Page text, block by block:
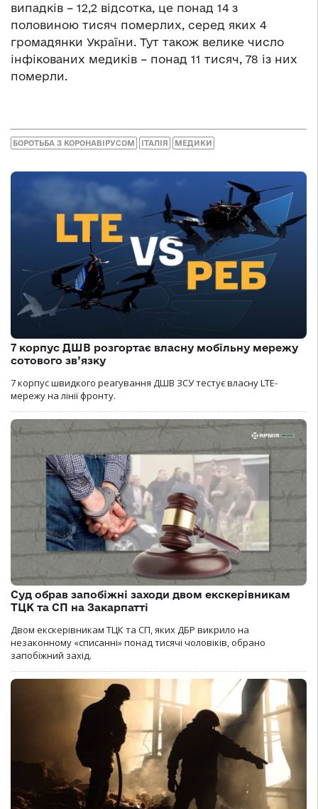
випадків – 12,2 відсотка, це понад 14 з
половиною тисяч померлих, серед яких 4
громадянки України. Тут також велике число
інфікованих медиків – понад 11 тисяч, 78 із них
померли.
БОРОТЬБА З КОРОНАВІРУСОМ ІТАЛІЯ МЕДИКИ
7 корпус ДШВ розгортає власну мобільну мережу
сотового зв’язку
7 корпус швидкого реагування ДШВ ЗСУ тестує власну LTE-
мережу на лінії фронту.
Суд обрав запобіжні заходи двом екскерівникам
ТЦК та СП на Закарпатті
Двом екскерівникам ТЦК та СП, яких ДБР викрило на
незаконному «списанні» понад тисячі чоловіків, обрано
запобіжний захід.